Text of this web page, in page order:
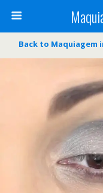
Back to Maquiagem